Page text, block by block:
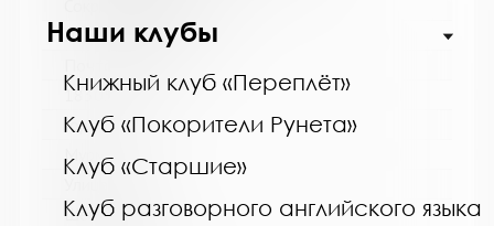
Наши клубы
Книжный клуб «Переплёт»
Клуб «Покорители Рунета»
Клуб «Старшие»
Клуб разговорного английского языка
ГОБУК МГОСБСС
183052
Город:
Мурманск
Улица, дом:
Шевченко, 26